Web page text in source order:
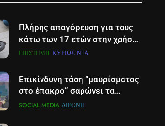
Αιτωλοακαρνανία
Πλήρης απαγόρευση για τους
κάτω των 17 ετών στην χρήση
πατινιού- Οι νέες ρυθμίσεις
ΕΠΙΣΤΉΜΗ ΚΥΡΊΩΣ ΝΈΑ
Επικίνδυνη τάση “μαυρίσματος
στο έπακρο” σαρώνει τα
σόσιαλ
SOCIAL MEDIA ΔΙΕΘΝΉ